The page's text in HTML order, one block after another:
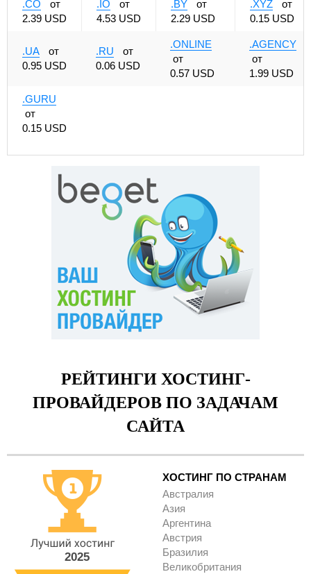
.CO
от
2.39 USD
.IO
от
4.53 USD
.BY
от
2.29 USD
.XYZ
от
0.15 USD
.UA
от
0.95 USD
.RU
от
0.06 USD
.ONLINE
от
0.57 USD
.AGENCY
от
1.99 USD
.GURU
от
0.15 USD
РЕЙТИНГИ ХОСТИНГ-
ПРОВАЙДЕРОВ ПО ЗАДАЧАМ
САЙТА
2025
ХОСТИНГ ПО СТРАНАМ
Австралия
Азия
Аргентина
Австрия
Бразилия
Великобритания